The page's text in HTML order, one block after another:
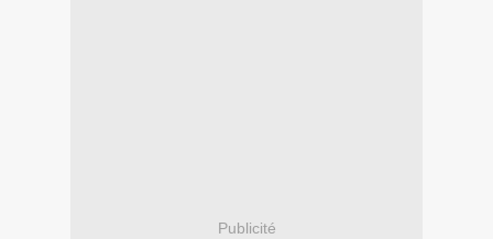
Publicité